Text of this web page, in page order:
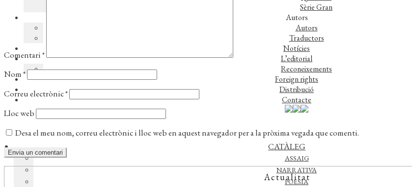
Sèrie Gran
Autors
Autors
Traductors
Notícies
L’editorial
Reconeixements
Foreign rights
Distribució
Contacte
CATÀLEG
ASSAIG
NARRATIVA
POESIA
Comentari*
Nom*
Correu electrònic*
Lloc web
Desa el meu nom, correu electrònic i lloc web en aquest navegador per a la pròxima vegada que comenti.
Actualitat